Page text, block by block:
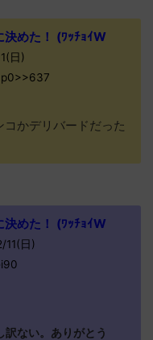
決めた！ (ﾜｯﾁｮｲW
日)
かデリバードだった
決めた！ (ﾜｯﾁｮｲW
11(日)
ない。ありがとう